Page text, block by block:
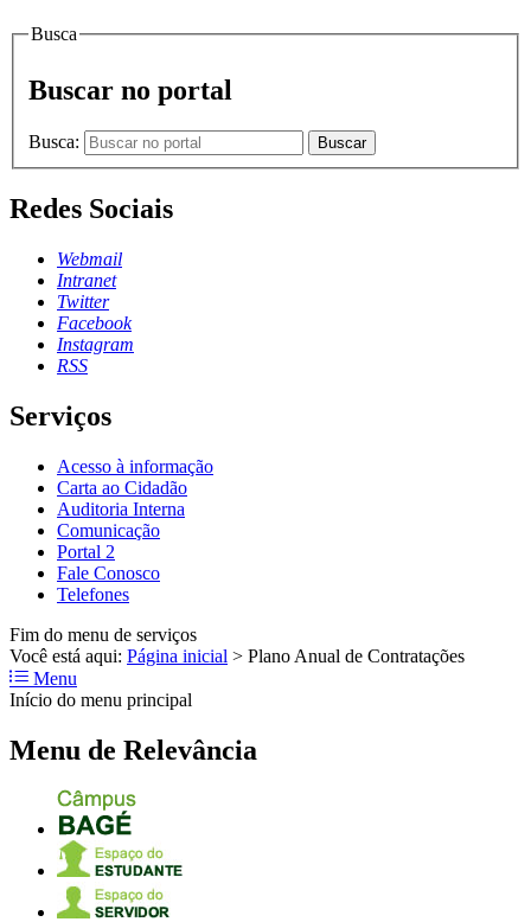
Busca
Buscar no portal
Busca: Buscar
Redes Sociais
Webmail
Intranet
Twitter
Facebook
Instagram
RSS
Serviços
Acesso à informação
Carta ao Cidadão
Auditoria Interna
Comunicação
Portal 2
Fale Conosco
Telefones
Fim do menu de serviços
Você está aqui: Página inicial > Plano Anual de Contratações
Menu
Início do menu principal
Menu de Relevância